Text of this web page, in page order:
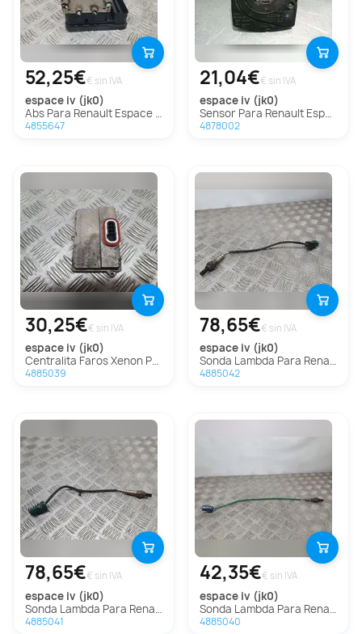
52,25€€ sin IVA
espace iv (jk0)
Abs Para Renault Espace Iv
4855647
21,04€€ sin IVA
espace iv (jk0)
Sensor Para Renault Espace Iv
4878002
30,25€€ sin IVA
espace iv (jk0)
Centralita Faros Xenon Para Renault Espace Iv
4885039
78,65€€ sin IVA
espace iv (jk0)
Sonda Lambda Para Renault Espace Iv
4885042
78,65€€ sin IVA
espace iv (jk0)
Sonda Lambda Para Renault Espace Iv
4885041
42,35€€ sin IVA
espace iv (jk0)
Sonda Lambda Para Renault Espace Iv
4885040